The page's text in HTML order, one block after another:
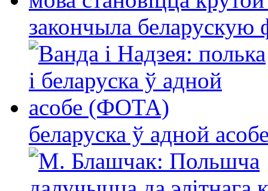
закончыла беларускую
беларуска ў адной